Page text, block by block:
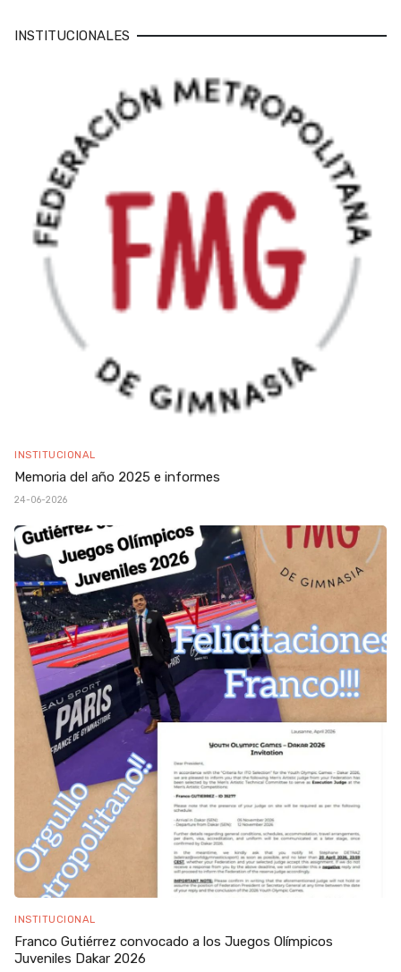
INSTITUCIONALES
INSTITUCIONAL
Memoria del año 2025 e informes
24-06-2026
INSTITUCIONAL
Franco Gutiérrez convocado a los Juegos Olímpicos
Juveniles Dakar 2026